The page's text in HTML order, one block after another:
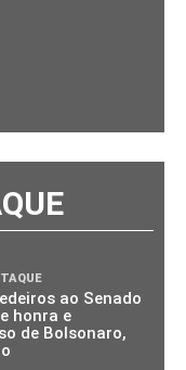
ao Senado
honra e
de Bolsonaro,